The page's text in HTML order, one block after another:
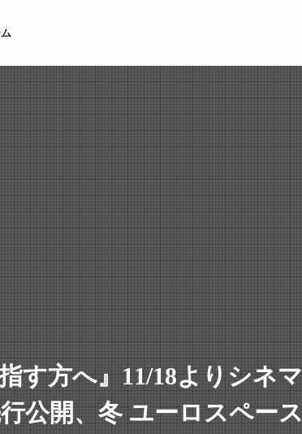
す方へ』11/18よりシネマ
公開、冬 ユーロスペース